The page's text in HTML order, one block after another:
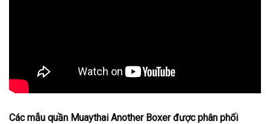
Các mẫu quần Muaythai Another Boxer được phân phối